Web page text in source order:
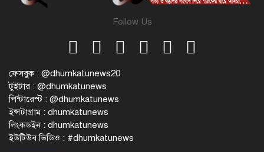
Follow Us
ফেসবুক : @dhumkatunews20
টুইটার : @dhumkatunews
পিন্টারেস্ট : @dhumkatunews
ইন্সটাগ্রাম : dhumkatunews
লিংকডইন : dhumkatunews
ইউটিউব ভিডিও : #dhumkatunews